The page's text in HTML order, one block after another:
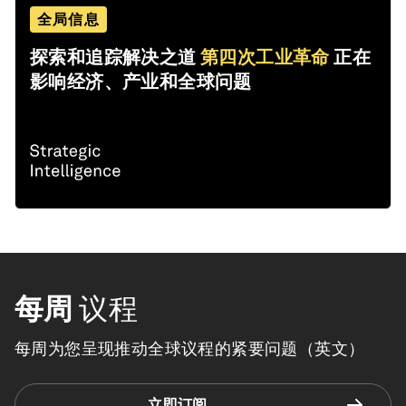
全局信息
探索和追踪解决之道第四次工业革命正在
影响经济、产业和全球问题
每周 议程
每周为您呈现推动全球议程的紧要问题（英文）